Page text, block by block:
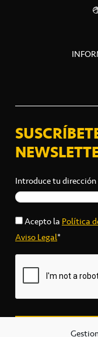
Introduce tu
Acepto laPolítica
Aviso Legal*